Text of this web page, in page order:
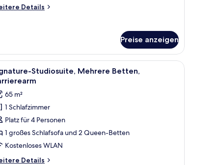
Details
Preise anzeigen
einem runden Couchtisch und einem Streifenmuster-Teppich.
Ein Hotelzimmer mit zwei Betten, einem
7
Studiosuite, Mehrere Betten,
65 m²
1 Schlafzimmer
Platz für 4 Personen
1 großes Schlafsofa und 2 Queen-Betten
Kostenloses WLAN
Details